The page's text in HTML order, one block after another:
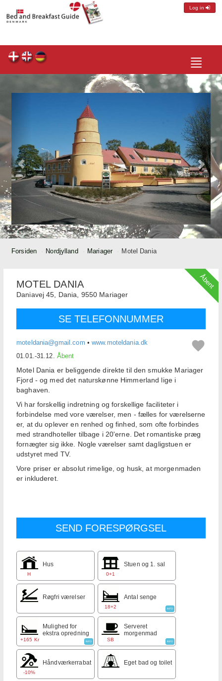
Log in
Toggle
Forsiden Nordjylland Mariager Motel Dania
Åbent
MOTEL DANIA
Daniavej 45, Dania, 9550 Mariager
SE TELEFONNUMMER
moteldania@gmail.com •www.moteldania.dk
01.01.-31.12. Åbent
Motel Dania er beliggende direkte til den smukke Mariager
Fjord - og med det naturskønne Himmerland lige i
baghaven.
Vi har forskellig indretning og forskellige faciliteter i
forbindelse med vore værelser, men - fælles for værelserne
er, at du oplever en renhed og finhed, som ofte forbindes
med strandhoteller tilbage i 20'erne. Det romantiske præg
fornægter sig ikke. Nogle værelser samt dagligstuen er
udstyret med TV.
Vore priser er absolut rimelige, og husk, at morgenmaden
er inkluderet.
H
Hus
0+1
Stuen og 1. sal
Røgfri værelser
18+2
Antal senge
INFO
+165 Kr
Mulighed for
ekstra opredning
INFO SB
Serveret
morgenmad
INFO
-10%
Håndværkerrabat Eget bad og toilet